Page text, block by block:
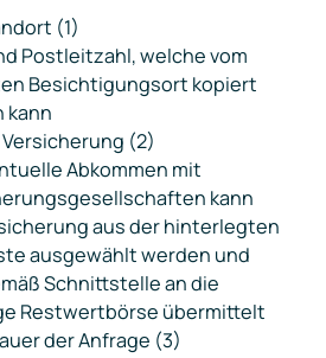
(1)
Postleitzahl, welche vom
Besichtigungsort kopiert
kann
(2)
Abkommen mit
kann
aus der hinterlegten
ausgewählt werden und
Schnittstelle an die
Restwertbörse übermittelt
der Anfrage (3)